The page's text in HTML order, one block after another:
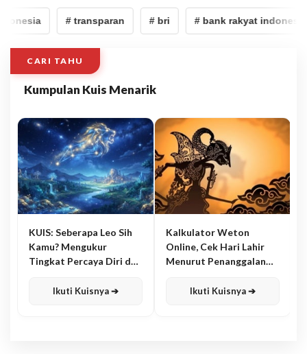
# transparan # bri # bank rakyat indonesia
CARI TAHU
Kumpulan Kuis Menarik
KUIS: Seberapa Leo Sih
Kamu? Mengukur
Tingkat Percaya Diri dan
Ikuti Kuisnya ➔
Kalkulator Weton
Online, Cek Hari Lahir
Menurut Penanggalan
Ikuti Kuisnya ➔